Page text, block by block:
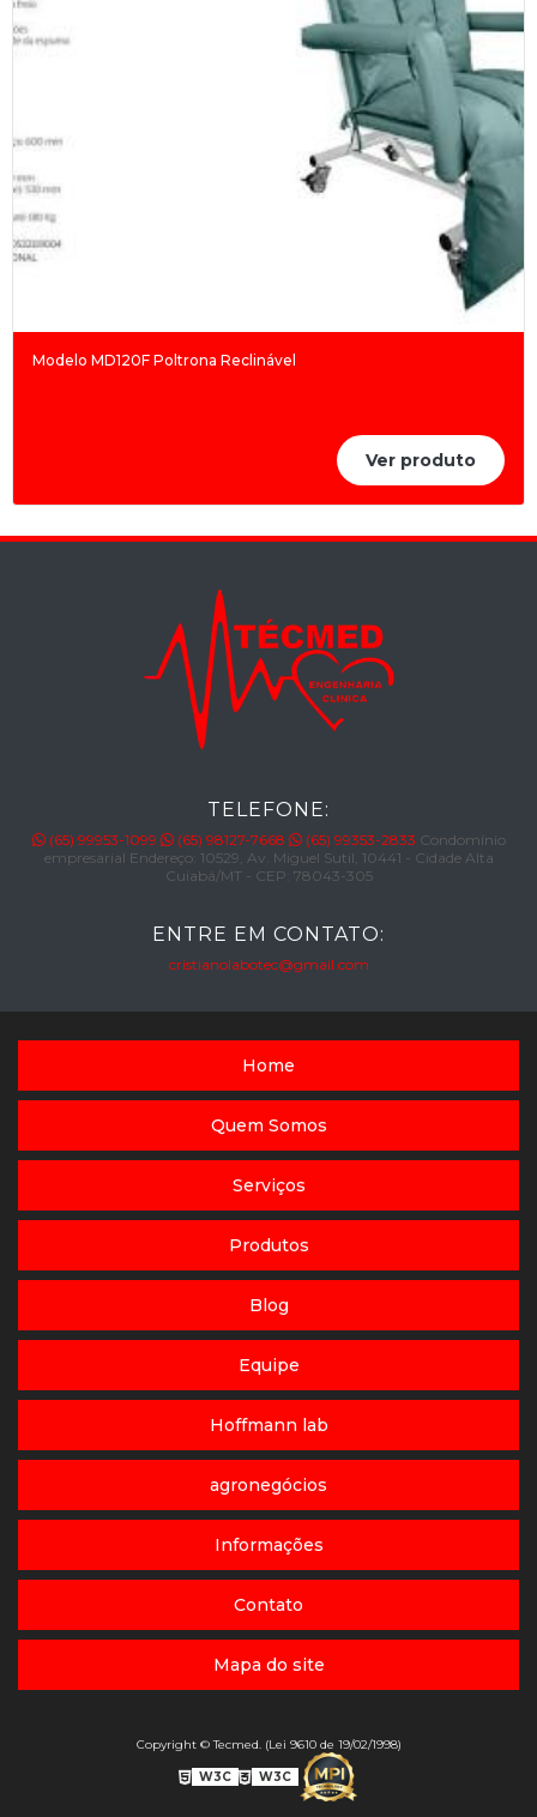
Modelo MD120F Poltrona Reclinável
Ver produto
TELEFONE:
(65) 99953-1099 (65) 98127-7668 (65) 99353-2833 Condomínio
empresarial Endereço: 10529, Av. Miguel Sutil, 10441 - Cidade Alta
Cuiabá/MT - CEP: 78043-305
ENTRE EM CONTATO:
cristianolabotec@gmail.com
Home
Quem Somos
Serviços
Produtos
Blog
Equipe
Hoffmann lab
agronegócios
Informações
Contato
Mapa do site
Copyright © Tecmed. (Lei 9610 de 19/02/1998)
W3C W3C